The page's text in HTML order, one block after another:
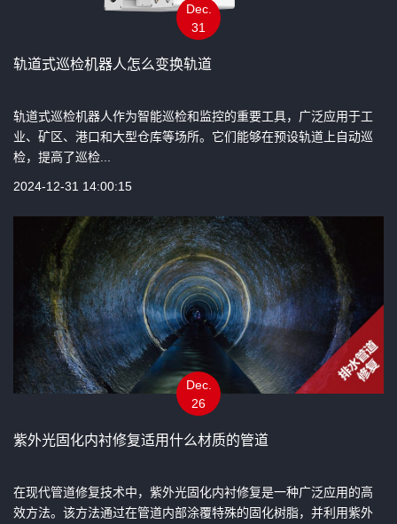
Dec.
31
轨道式巡检机器人怎么变换轨道
轨道式巡检机器人作为智能巡检和监控的重要工具，广泛应用于工
业、矿区、港口和大型仓库等场所。它们能够在预设轨道上自动巡
检，提高了巡检...
2024-12-31 14:00:15
Dec.
26
紫外光固化内衬修复适用什么材质的管道
在现代管道修复技术中，紫外光固化内衬修复是一种广泛应用的高
效方法。该方法通过在管道内部涂覆特殊的固化树脂，并利用紫外